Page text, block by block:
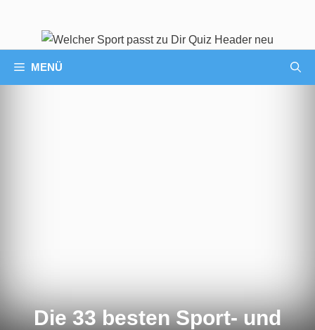
MENÜ
Die 33 besten Sport- und